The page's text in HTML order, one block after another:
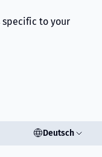
specific to your
Deutsch